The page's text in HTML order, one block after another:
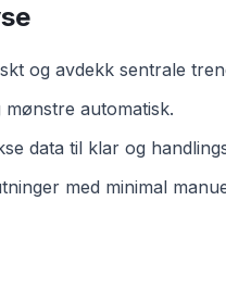
og avdekk sentrale
automatisk.
data til klar og
med minimal